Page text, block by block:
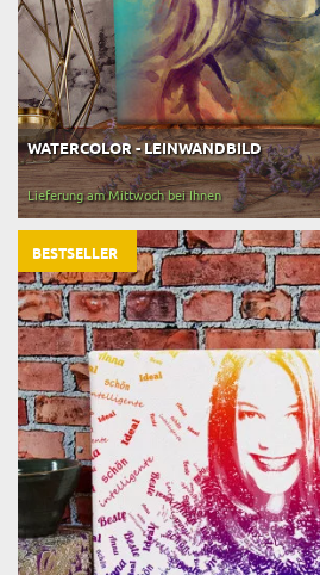
WATERCOLOR - LEINWANDBILD
Lieferung am Mittwoch bei Ihnen
BESTSELLER